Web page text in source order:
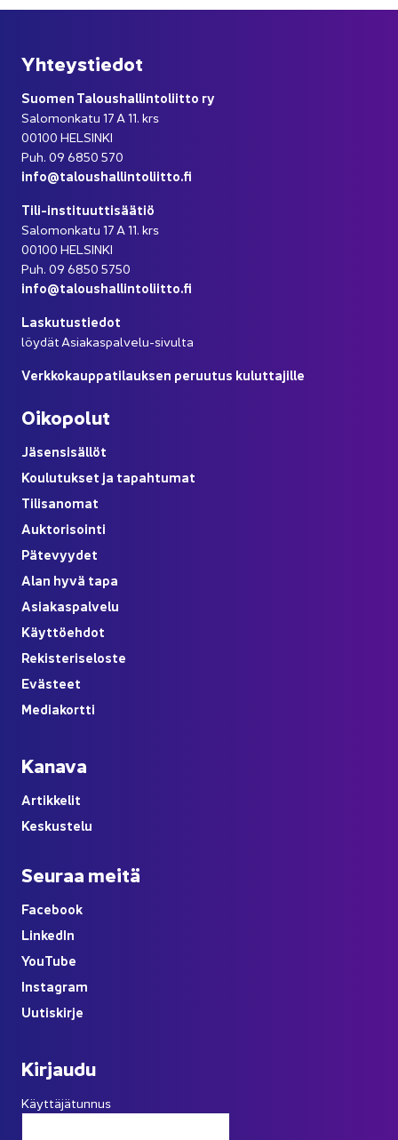
Yh­teys­tie­dot
Suo­men Ta­lous­hal­lin­to­liit­to ry
Sa­lo­mon­ka­tu 17 A 11. krs
00100 HEL­SIN­KI
Puh. 09 6850 570
info@ta­lous­hal­lin­to­liit­to.fi
Tili-​instituuttisäätiö
Sa­lo­mon­ka­tu 17 A 11. krs
00100 HEL­SIN­KI
Puh. 09 6850 5750
info@ta­lous­hal­lin­to­liit­to.fi
Las­ku­tus­tie­dot
löy­dät Asiakaspalvelu-​sivulta
Verk­ko­kaup­pa­ti­lauk­sen pe­ruu­tus ku­lut­ta­jil­le
Oi­ko­po­lut
Jä­sen­si­säl­löt
Kou­lu­tuk­set ja ta­pah­tu­mat
Ti­li­sa­no­mat
Auk­to­ri­soin­ti
Pä­te­vyy­det
Alan hyvä tapa
Asia­kas­pal­ve­lu
Käyt­tö­eh­dot
Re­kis­te­ri­se­los­te
Eväs­teet
Me­dia­kort­ti
Ka­na­va
Ar­tik­ke­lit
Kes­kus­te­lu
Seu­raa meitä
Face­book
Lin­ke­dIn
YouTube
Ins­ta­gram
Uu­tis­kir­je
Kir­jau­du
Käyttäjätunnus